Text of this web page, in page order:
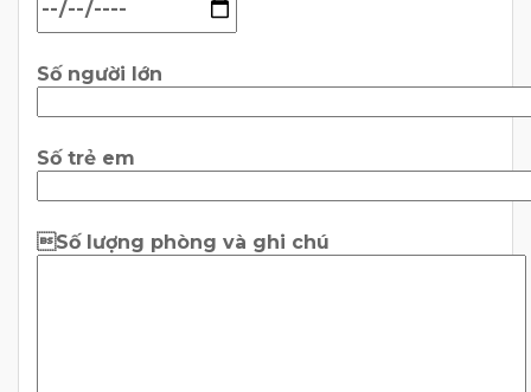
Số người lớn
Số trẻ em
Số lượng phòng và ghi chú